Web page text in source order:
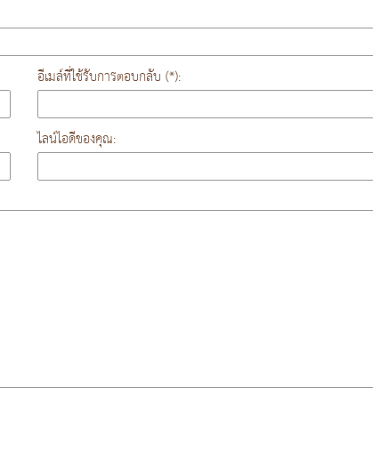
อีเมล์ที่ใช้รับการตอบกลับ (*):
ไลน์ไอดีของคุณ: